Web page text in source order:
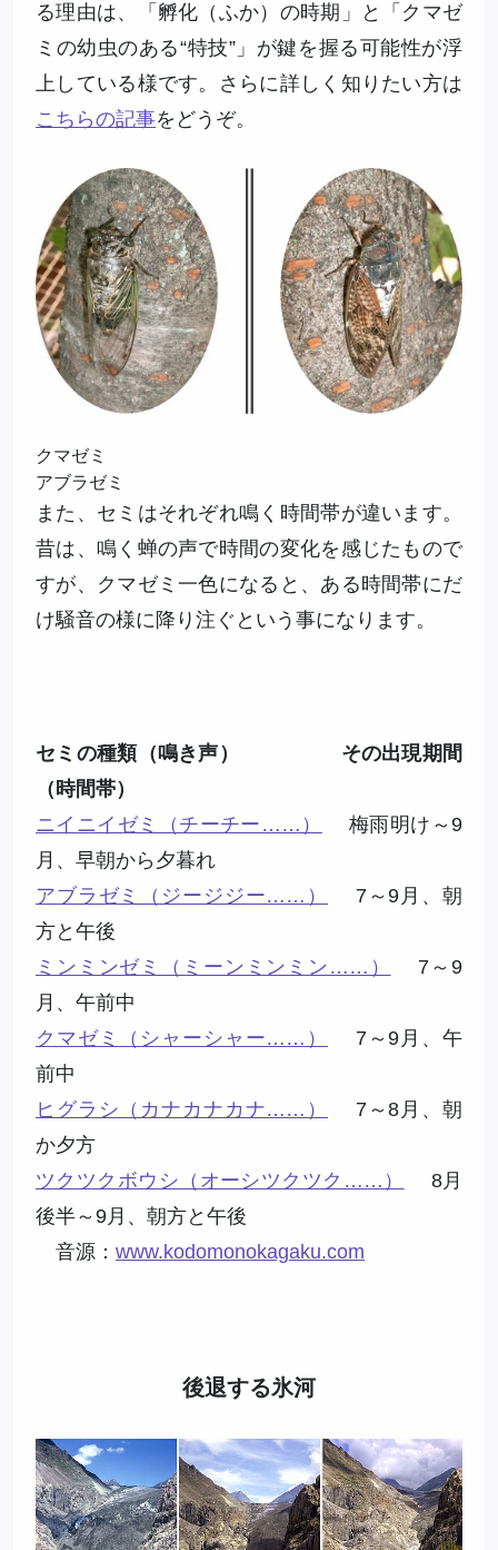
る理由は、「孵化（ふか）の時期」と「クマゼ
ミの幼虫のある“特技”」が鍵を握る可能性が浮
上している様です。さらに詳しく知りたい方は
こちらの記事をどうぞ。
クマゼミ
アブラゼミ
また、セミはそれぞれ鳴く時間帯が違います。
昔は、鳴く蝉の声で時間の変化を感じたもので
すが、クマゼミ一色になると、ある時間帯にだ
け騒音の様に降り注ぐという事になります。
セミの種類（鳴き声） その出現期間
（時間帯）
ニイニイゼミ（チーチー……）
梅雨明け～9
月、早朝から夕暮れ
アブラゼミ（ジージジー……）
7～9月、朝
方と午後
ミンミンゼミ（ミーンミンミン……）
7～9
月、午前中
クマゼミ（シャーシャー……）
7～9月、午
前中
ヒグラシ（カナカナカナ……）
7～8月、朝
か夕方
ツクツクボウシ（オーシツクツク……）
8月
後半～9月、朝方と午後
音源： www.kodomonokagaku.com
後退する氷河